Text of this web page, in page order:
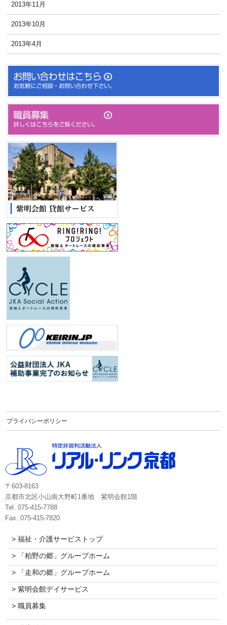
2013年11月
2013年10月
2013年4月
プライバシーポリシー
〒603-8163
京都市北区小山南大野町1番地 紫明会館1階
Tel. 075-415-7788
Fax. 075-415-7820
> 福祉・介護サービストップ
> 「柏野の郷」グループホーム
> 「走和の郷」グループホーム
> 紫明会館デイサービス
> 職員募集